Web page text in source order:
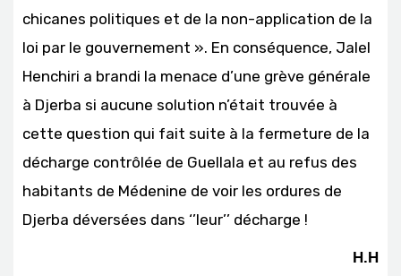
chicanes politiques et de la non-application de la
loi par le gouvernement ». En conséquence, Jalel
Henchiri a brandi la menace d’une grève générale
à Djerba si aucune solution n’était trouvée à
cette question qui fait suite à la fermeture de la
décharge contrôlée de Guellala et au refus des
habitants de Médenine de voir les ordures de
Djerba déversées dans ‘’leur’’ décharge !
H.H